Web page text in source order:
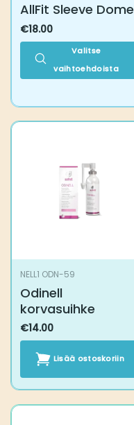
AllFit Sleeve Dome
€18.00
Valitse
vaihtoehdoista
tuotteen
NELL1 ODN-59
Odinell
korvasuihke
€14.00
Lisää ostoskoriin